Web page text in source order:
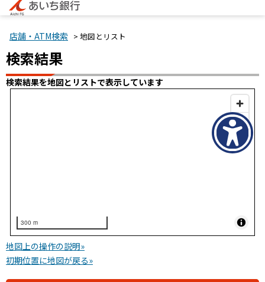
店舗・ATM検索 > 地図とリスト
検索結果
検索結果を地図とリストで表示しています
300 m
地図上の操作の説明»
初期位置に地図が戻る»